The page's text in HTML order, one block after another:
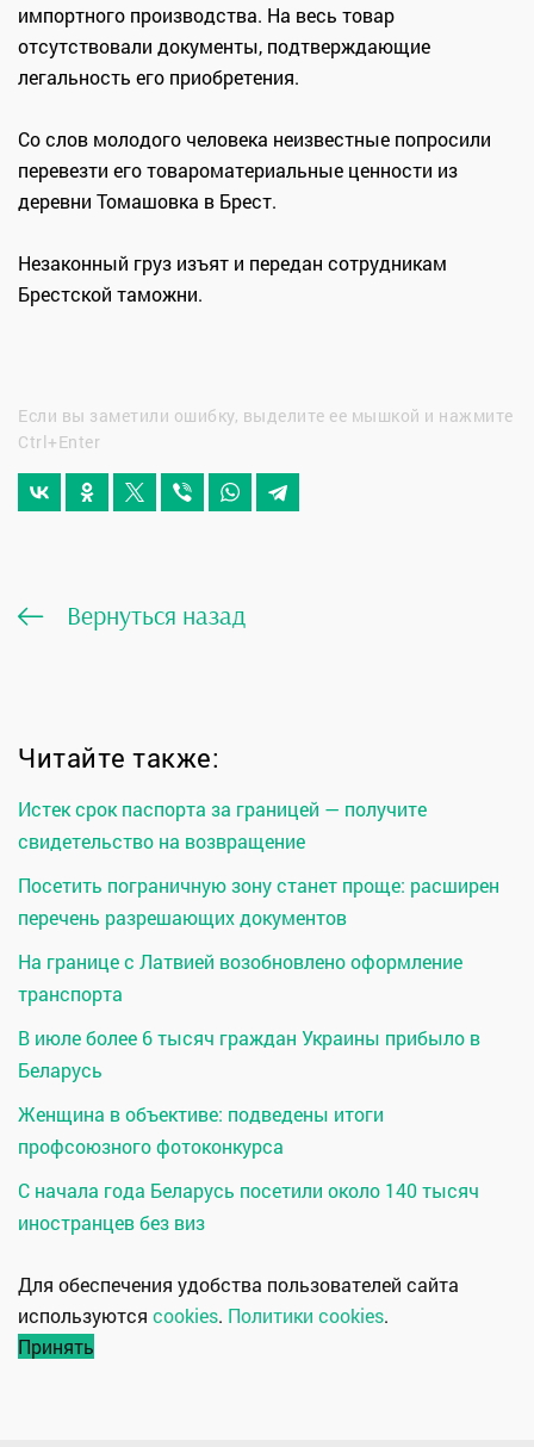
импортного производства. На весь товар
отсутствовали документы, подтверждающие
легальность его приобретения.
Со слов молодого человека неизвестные попросили
перевезти его товароматериальные ценности из
деревни Томашовка в Брест.
Незаконный груз изъят и передан сотрудникам
Брестской таможни.
Если вы заметили ошибку, выделите ее мышкой и нажмите
Ctrl+Enter
Вернуться назад
Читайте также:
Истек срок паспорта за границей — получите
свидетельство на возвращение
Посетить пограничную зону станет проще: расширен
перечень разрешающих документов
На границе с Латвией возобновлено оформление
транспорта
В июле более 6 тысяч граждан Украины прибыло в
Беларусь
Женщина в объективе: подведены итоги
профсоюзного фотоконкурса
С начала года Беларусь посетили около 140 тысяч
иностранцев без виз
Для обеспечения удобства пользователей сайта
используются cookies. Политики cookies.
Принять